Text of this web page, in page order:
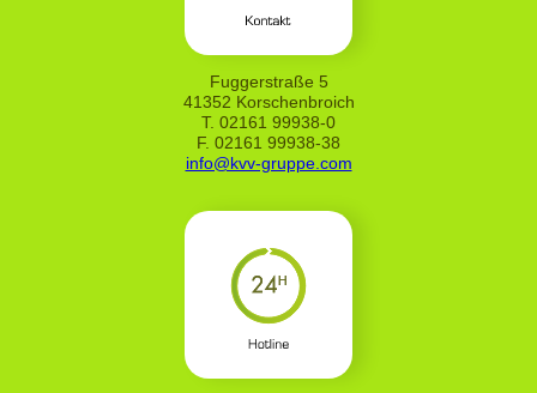
Fuggerstraße 5
41352 Korschenbroich
T. 02161 99938-0
F. 02161 99938-38
info@kvv-gruppe.com